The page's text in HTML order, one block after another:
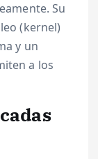
Su
(kernel)
y un
a los